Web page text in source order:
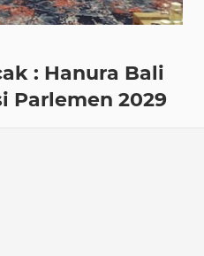
: Hanura Bali
Parlemen 2029